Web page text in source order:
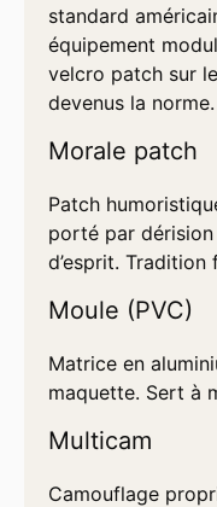
standard
équipement
velcro patch sur
devenus la norme.
Morale patch
Patch
porté par
d’esprit. Tradition
Moule (PVC)
Matrice en
maquette. Sert à
Multicam
Camouflage